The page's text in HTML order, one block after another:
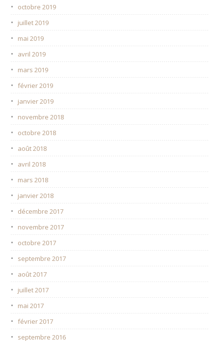
octobre 2019
juillet 2019
mai 2019
avril 2019
mars 2019
février 2019
janvier 2019
novembre 2018
octobre 2018
août 2018
avril 2018
mars 2018
janvier 2018
décembre 2017
novembre 2017
octobre 2017
septembre 2017
août 2017
juillet 2017
mai 2017
février 2017
septembre 2016